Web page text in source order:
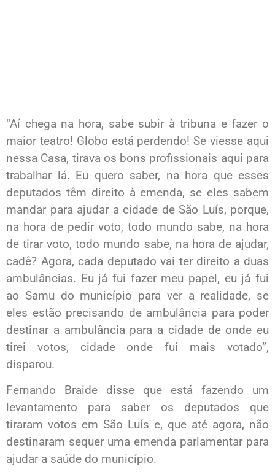
“Aí chega na hora, sabe subir à tribuna e fazer o
maior teatro! Globo está perdendo! Se viesse aqui
nessa Casa, tirava os bons profissionais aqui para
trabalhar lá. Eu quero saber, na hora que esses
deputados têm direito à emenda, se eles sabem
mandar para ajudar a cidade de São Luís, porque,
na hora de pedir voto, todo mundo sabe, na hora
de tirar voto, todo mundo sabe, na hora de ajudar,
cadê? Agora, cada deputado vai ter direito a duas
ambulâncias. Eu já fui fazer meu papel, eu já fui
ao Samu do município para ver a realidade, se
eles estão precisando de ambulância para poder
destinar a ambulância para a cidade de onde eu
tirei votos, cidade onde fui mais votado”,
disparou.
Fernando Braide disse que está fazendo um
levantamento para saber os deputados que
tiraram votos em São Luís e, que até agora, não
destinaram sequer uma emenda parlamentar para
ajudar a saúde do município.